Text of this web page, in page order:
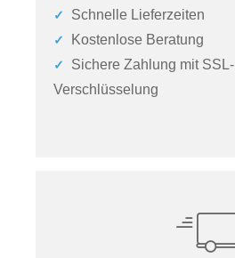
Schnelle Lieferzeiten
Kostenlose Beratung
Sichere Zahlung mit SSL-
Verschlüsselung